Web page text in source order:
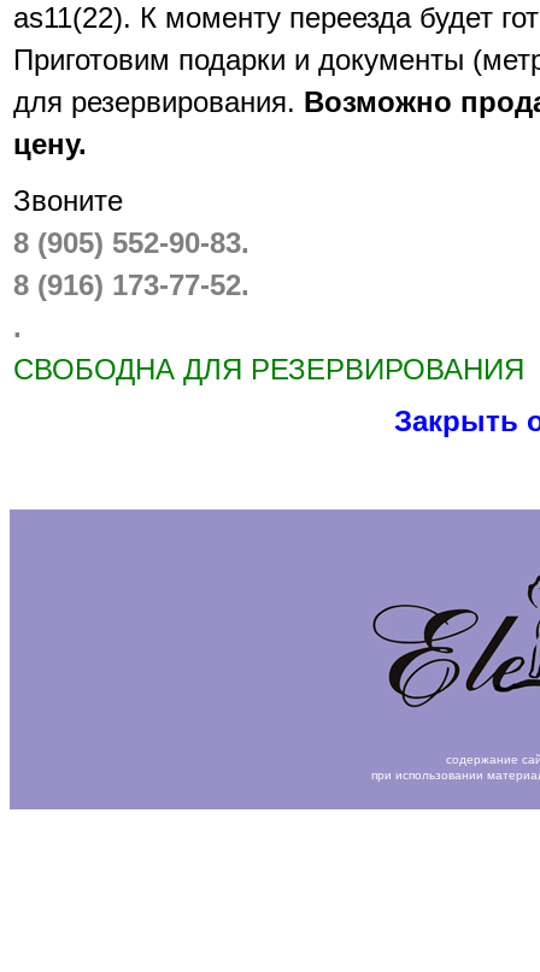
аs11(22). К моменту переезда будет
Приготовим подарки и документы
для резервирования. Возможно
цену.
Звоните
8 (905) 552-90-83.
8 (916) 173-77-52.
.
СВОБОДНА ДЛЯ РЕЗЕРВИРОВАНИЯ
Закрыть
содержание
при использовании